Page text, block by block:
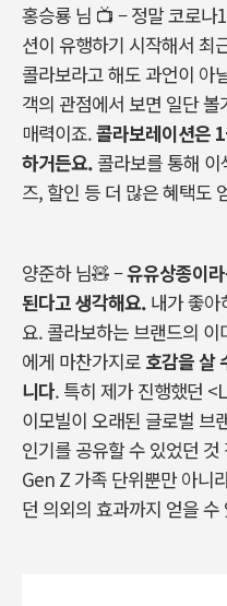
홍승룡 님 📺 –정말 코로나
션이 유행하기 시작해서 최
콜라보라고 해도 과언이 아
객의 관점에서 보면 일단
매력이죠.콜라보레이션은
하거든요. 콜라보를통해 이
즈, 할인 등 더 많은혜택도
양준하 님🧸–유유상종이
된다고 생각해요. 내가 좋
요. 콜라보하는 브랜드의 이
에게 마찬가지로 호감을 살
니다. 특히 제가 진행했던
이모빌이 오래된 글로벌 브
인기를 공유할 수 있었던 것
Gen Z 가족 단위뿐만 아니
던 의외의 효과까지 얻을 수